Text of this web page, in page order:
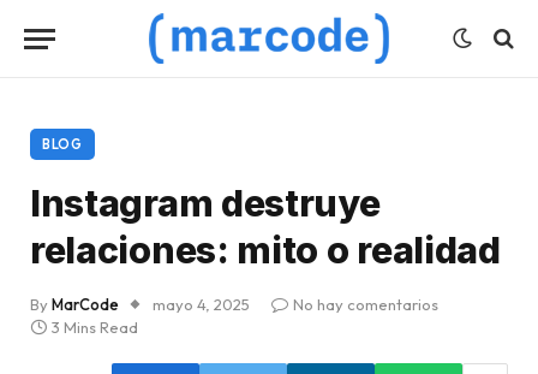
BLOG
Instagram destruye
relaciones: mito o realidad
ByMarCode mayo 4, 2025
No hay comentarios
3 Mins Read